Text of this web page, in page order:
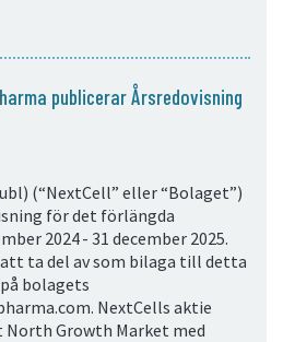
publicerar Årsredovisning
(“NextCell” eller “Bolaget”)
för det förlängda
2024 - 31 december 2025.
ta del av som bilaga till detta
bolagets
NextCells aktie
North Growth Market med